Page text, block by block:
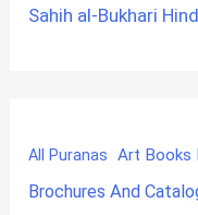
Sahih al-Bukhari
All Puranas Art Books
Brochures And